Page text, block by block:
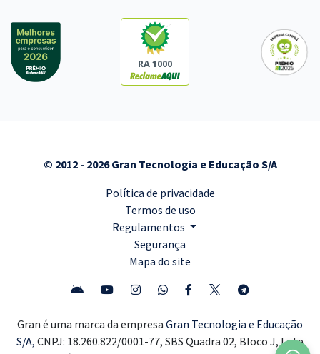
RA 1000
© 2012 - 2026 Gran Tecnologia e Educação S/A
Política de privacidade
Termos de uso
Regulamentos
Segurança
Mapa do site
Gran é uma marca da empresa Gran Tecnologia e Educação
S/A, CNPJ: 18.260.822/0001-77, SBS Quadra 02, Bloco J, Lote